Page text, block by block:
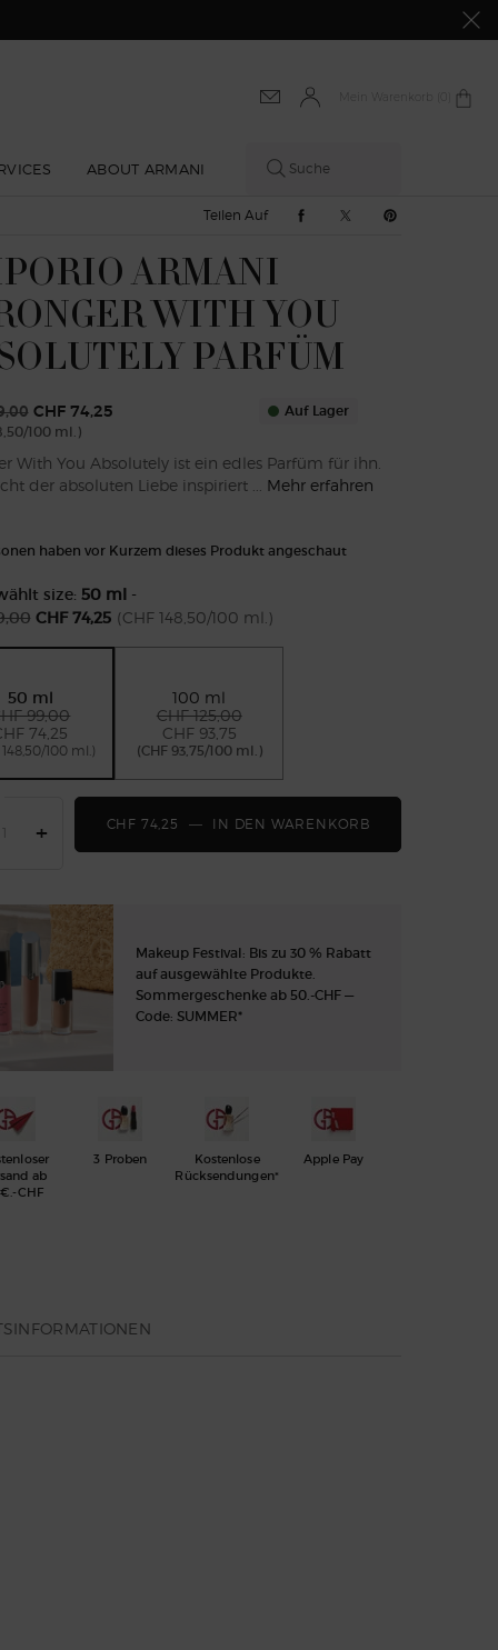
Mein Warenkorb
0 produkt
ABOUT ARMANI Suche
Teilen Auf Teilen Auf Facebook
Teilen Auf Twitter
Teilen Auf
ARMANI
WITH YOU
PARFÜM
CHF 74,25
100 ml.)
Auf Lager
With You Absolutely ist ein edles Parfüm für ihn.
der absoluten Liebe inspiriert ... Mehr erfahren
haben vor Kurzem dieses Produkt angeschaut
size: 50 ml-
CHF 74,25 (CHF 148,50/100 ml.)
Selected
50 ml
Alter Preis
99,00
Neuer Preis
74,25
100 ml.)
, 1 of 2 Selected
100 ml
Alter Preis
CHF 125,00
Neuer Preis
CHF 93,75
(CHF 93,75/100 ml.)
, 2 of 2
+ CHF 74,25 ― IN DEN WARENKORB
Makeup Festival: Bis zu 30 % Rabatt
auf ausgewählte Produkte.
Sommergeschenke ab 50.-CHF —
Code: SUMMER*
ab
CHF
3 Proben
Kostenlose
Rücksendungen*
Apple Pay